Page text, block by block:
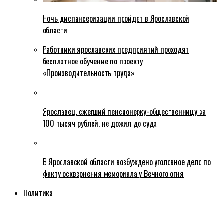
Ночь диспансеризации пройдет в Ярославской
области
Работники ярославских предприятий проходят
бесплатное обучение по проекту
«Производительность труда»
Ярославец, сжегший пенсионерку-общественницу за
100 тысяч рублей, не дожил до суда
В Ярославской области возбуждено уголовное дело по
факту осквернения мемориала у Вечного огня
Политика